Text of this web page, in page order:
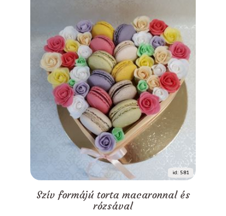
id: 581
Szív formájú torta macaronnal és
rózsával